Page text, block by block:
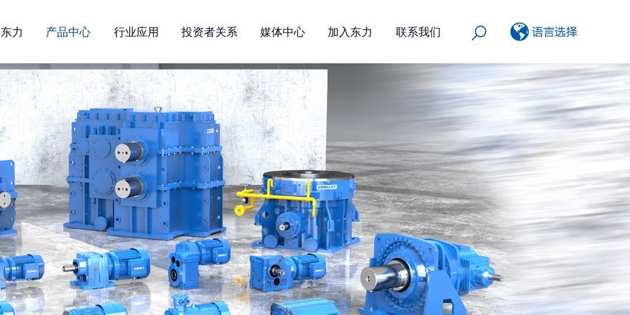
力 产品中心 行业应用 投资者关系 媒体中心 加入东力 联系我们